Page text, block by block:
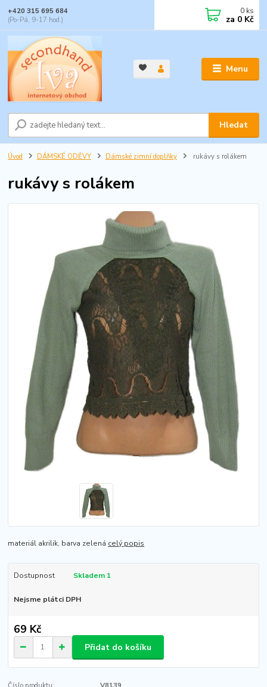
Menu
Hledat
+420 315 695 684
(Po-Pá, 9-17 hod.)
0 ks
za 0 Kč
Úvod DÁMSKÉ ODĚVY Dámské zimní doplňky rukávy s rolákem
rukávy s rolákem
materiál akrilik, barva zelená celý popis
Dostupnost Skladem 1
Nejsme plátci DPH
69 Kč
Přidat do košíku